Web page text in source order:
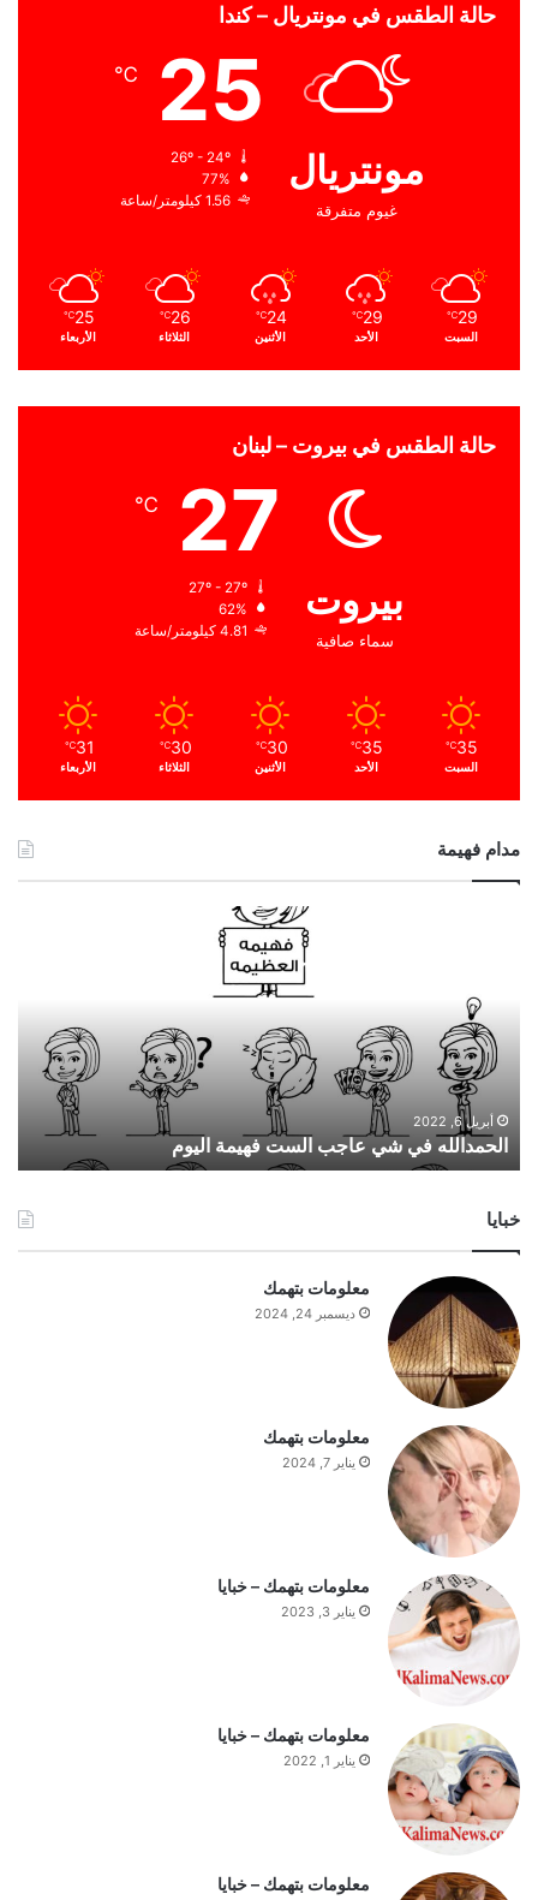
حالة الطقس في مونتريال – كندا
مونتريال
غيوم متفرقة
25
℃
77%
1.56 كيلومتر/ساعة
29
℃
السبت
29
℃
الأحد
24
℃
الأثنين
26
℃
الثلاثاء
25
℃
الأربعاء
حالة الطقس في بيروت – لبنان
بيروت
سماء صافية
27
℃
62%
4.81 كيلومتر/ساعة
35
℃
السبت
35
℃
الأحد
30
℃
الأثنين
30
℃
الثلاثاء
31
℃
الأربعاء
مدام فهيمة
ي
ي
ع
ب
ا
ل
ه
ي
م
ي
و
م
أبريل 6, 2022
الحمدالله في شي عاجب الست فهيمة اليوم
خبايا
معلومات بتهمك
ديسمبر 24, 2024
معلومات بتهمك
يناير 7, 2024
معلومات بتهمك – خبايا
يناير 3, 2023
معلومات بتهمك – خبايا
يناير 1, 2022
معلومات بتهمك – خبايا